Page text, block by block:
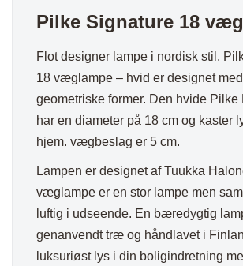
Pilke Signature 18
Flot designer lampe i nordisk stil.
18 væglampe – hvid er designet
geometriske former. Den hvide Pilke
har en diameter på 18 cm og kaster
hjem. vægbeslag er 5 cm.
Lampen er designet af Tuukka
væglampe er en stor lampe men
luftig i udseende. En bæredygtig
genanvendt træ og håndlavet i
luksuriøst lys i din boligindretning